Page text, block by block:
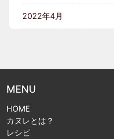
2022年4月
MENU
HOME
カヌレとは？
レシピ